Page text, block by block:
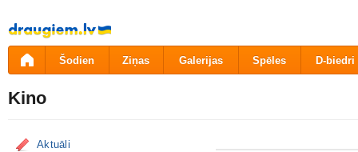
Pāriet
uz
saturu
Šodien Ziņas Galerijas Spēles D-biedri
Kino
Aktuāli